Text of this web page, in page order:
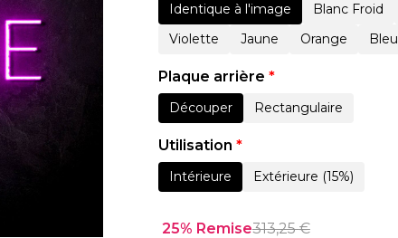
Identique à l'image Blanc Froid
Violette
Jaune Orange Bleu
Plaque arrière *
Découper Rectangulaire
Utilisation *
Intérieure Extérieure (15%)
25% Remise313,25€